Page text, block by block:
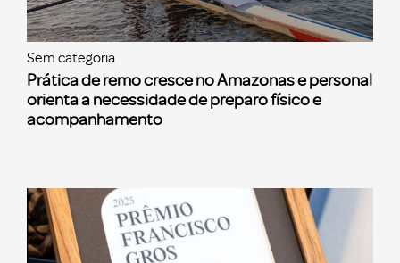
Sem categoria
Prática de remo cresce no Amazonas e personal
orienta a necessidade de preparo físico e
acompanhamento